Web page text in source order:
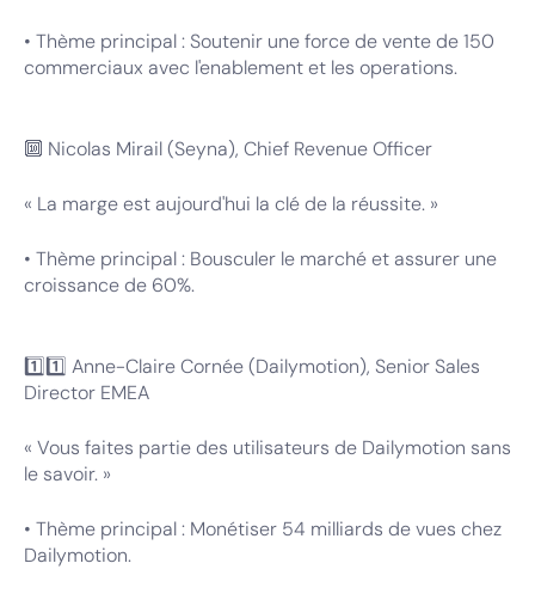
• Thème principal : Soutenir une force de vente de 150
commerciaux avec l'enablement et les operations.
🔟 Nicolas Mirail (Seyna), Chief Revenue Officer
« La marge est aujourd'hui la clé de la réussite. »
• Thème principal : Bousculer le marché et assurer une
croissance de 60%.
1️⃣1️⃣ Anne-Claire Cornée (Dailymotion), Senior Sales
Director EMEA
« Vous faites partie des utilisateurs de Dailymotion sans
le savoir. »
• Thème principal : Monétiser 54 milliards de vues chez
Dailymotion.